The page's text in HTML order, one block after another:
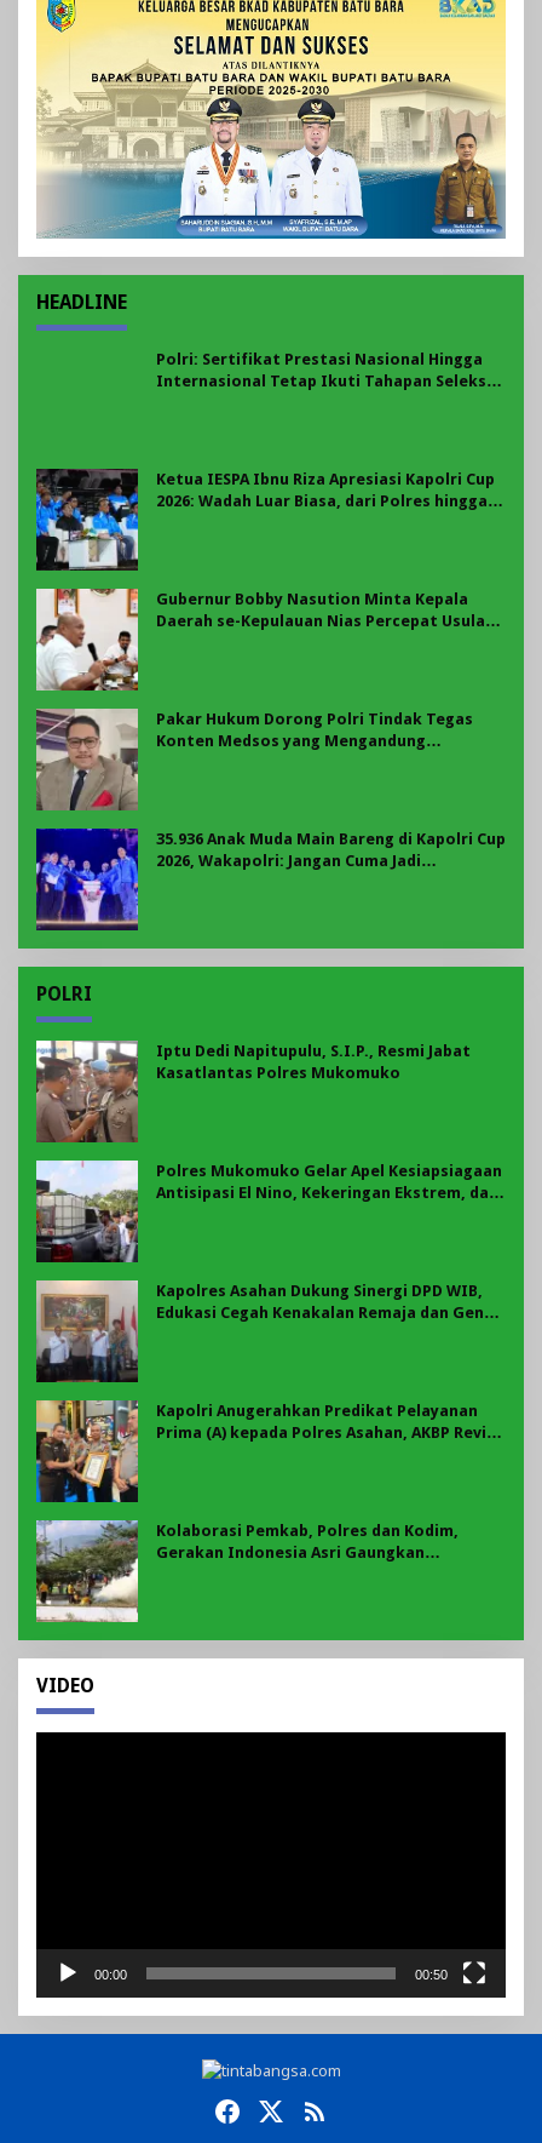
HEADLINE
Polri: Sertifikat Prestasi Nasional Hingga
Internasional Tetap Ikuti Tahapan Seleksi
Ketua IESPA Ibnu Riza Apresiasi Kapolri Cup
2026: Wadah Luar Biasa, dari Polres hingga
Gubernur Bobby Nasution Minta Kepala
Daerah se-Kepulauan Nias Percepat Usulan
Pakar Hukum Dorong Polri Tindak Tegas
Konten Medsos yang Mengandung
35.936 Anak Muda Main Bareng di Kapolri Cup
2026, Wakapolri: Jangan Cuma Jadi
POLRI
Iptu Dedi Napitupulu, S.I.P., Resmi Jabat
Kasatlantas Polres Mukomuko
Polres Mukomuko Gelar Apel Kesiapsiagaan
Antisipasi El Nino, Kekeringan Ekstrem, dan
Kapolres Asahan Dukung Sinergi DPD WIB,
Edukasi Cegah Kenakalan Remaja dan Geng
Kapolri Anugerahkan Predikat Pelayanan
Prima (A) kepada Polres Asahan, AKBP Revi
Kolaborasi Pemkab, Polres dan Kodim,
Gerakan Indonesia Asri Gaungkan
VIDEO
00:00 00:50